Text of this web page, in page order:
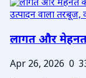
लागत और
Apr 26, 2026 0